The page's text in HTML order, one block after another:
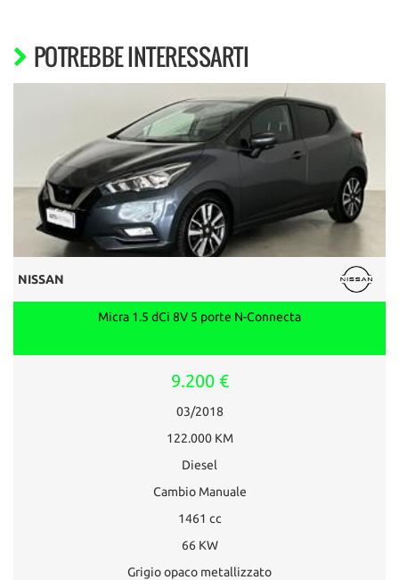
POTREBBE INTERESSARTI
NISSAN
Micra 1.5 dCi 8V 5 porte N-Connecta
9.200 €
03/2018
122.000 KM
Diesel
Cambio Manuale
1461 cc
66 KW
Grigio opaco metallizzato